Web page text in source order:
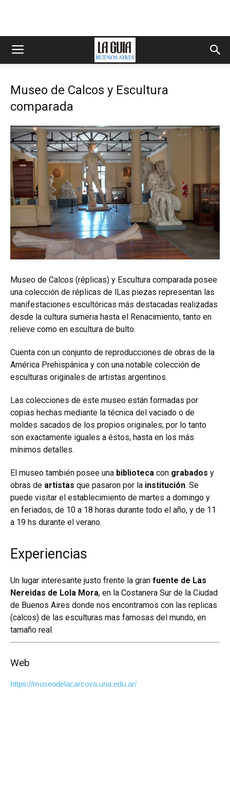
Museo de Calcos y Escultura
comparada
Museo de Calcos (réplicas) y Escultura comparada posee
una colección de réplicas de lLas piezas representan las
manifestaciones escultóricas más destacadas realizadas
desde la cultura sumeria hasta el Renacimiento, tanto en
relieve como en escultura de bulto.
Cuenta con un conjunto de reproducciones de obras de la
América Prehispánica y con una notable colección de
esculturas originales de artistas argentinos.
Las colecciones de este museo están formadas por
copias hechas mediante la técnica del vaciado o de
moldes sacados de los propios originales; por lo tanto
son exactamente iguales a éstos, hasta en los más
mínimos detalles.
El museo también posee una biblioteca con grabados y
obras de artistas que pasaron por la institución. Se
puede visitar el establecimiento de martes a domingo y
en feriados, de 10 a 18 horas durante todo el año, y de 11
a 19 hs durante el verano.
Experiencias
Un lugar interesante justo frente la gran fuente de Las
Nereidas de Lola Mora, en la Costanera Sur de la Ciudad
de Buenos Aires donde nos encontramos con las replicas
(calcos) de las esculturas mas famosas del mundo, en
tamaño real.
Web
https://museodelacarcova.una.edu.ar/